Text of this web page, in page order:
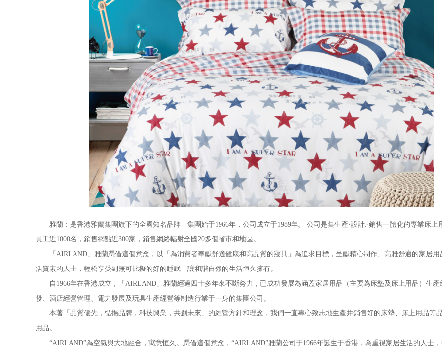
雅蘭：是香港雅蘭集團旗下的全國知名品牌，集團始于1966年，公司成立于1989年。 公司是集生產·設計.·銷售一體化的專業床上
員工近1000名，銷售網點近300家，銷售網絡輻射全國20多個省市和地區。
「AIRLAND」雅蘭憑借這個意念，以「為消費者奉獻舒適健康和高品質的寢具」為追求目標，呈獻精心制作、高雅舒適的家居用
活質素的人士，輕松享受到無可比擬的好的睡眠，讓和諧自然的生活恒久擁有。
自1966年在香港成立，「AIRLAND」雅蘭經過四十多年來不斷努力，已成功發展為涵蓋家居用品（主要為床墊及床上用品）生產
發、酒店經營管理、電力發展及玩具生產經營等制造行業于一身的集團公司。
本著「品質優先，弘揚品牌，科技興業，共創未來」的經營方針和理念，我們一直專心致志地生產并銷售好的床墊、床上用品等
用品。
“AIRLAND”為空氣與大地融合，寓意恒久。憑借這個意念，“AIRLAND”雅蘭公司于1966年誕生于香港，為重視家居生活的人士